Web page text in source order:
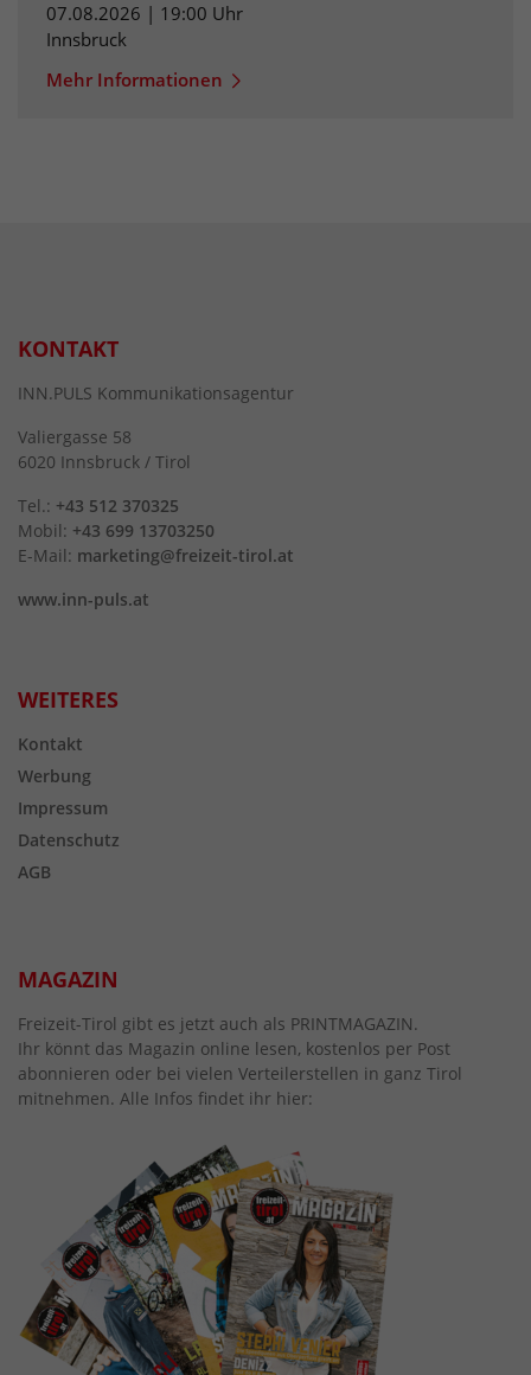
07.08.2026 | 19:00 Uhr
Innsbruck
Mehr Informationen
KONTAKT
INN.PULS Kommunikationsagentur
Valiergasse 58
6020 Innsbruck / Tirol
Tel.: +43 512 370325
Mobil: +43 699 13703250
E-Mail: marketing@freizeit-tirol.at
www.inn-puls.at
WEITERES
Kontakt
Werbung
Impressum
Datenschutz
AGB
MAGAZIN
Freizeit-Tirol gibt es jetzt auch als PRINTMAGAZIN.
Ihr könnt das Magazin online lesen, kostenlos per Post
abonnieren oder bei vielen Verteilerstellen in ganz Tirol
mitnehmen. Alle Infos findet ihr hier: